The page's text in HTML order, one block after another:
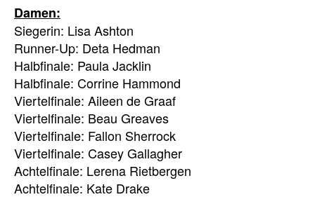
Damen:
Siegerin: Lisa Ashton
Runner-Up: Deta Hedman
Halbfinale: Paula Jacklin
Halbfinale: Corrine Hammond
Viertelfinale: Aileen de Graaf
Viertelfinale: Beau Greaves
Viertelfinale: Fallon Sherrock
Viertelfinale: Casey Gallagher
Achtelfinale: Lerena Rietbergen
Achtelfinale: Kate Drake